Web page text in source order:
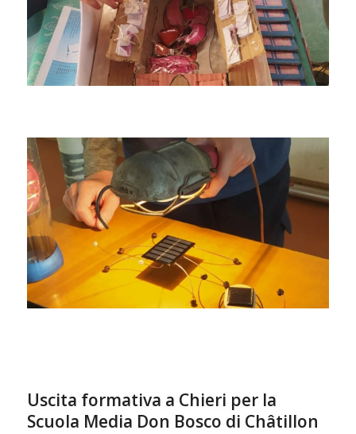
Uscita formativa a Chieri per la
Scuola Media Don Bosco di Châtillon